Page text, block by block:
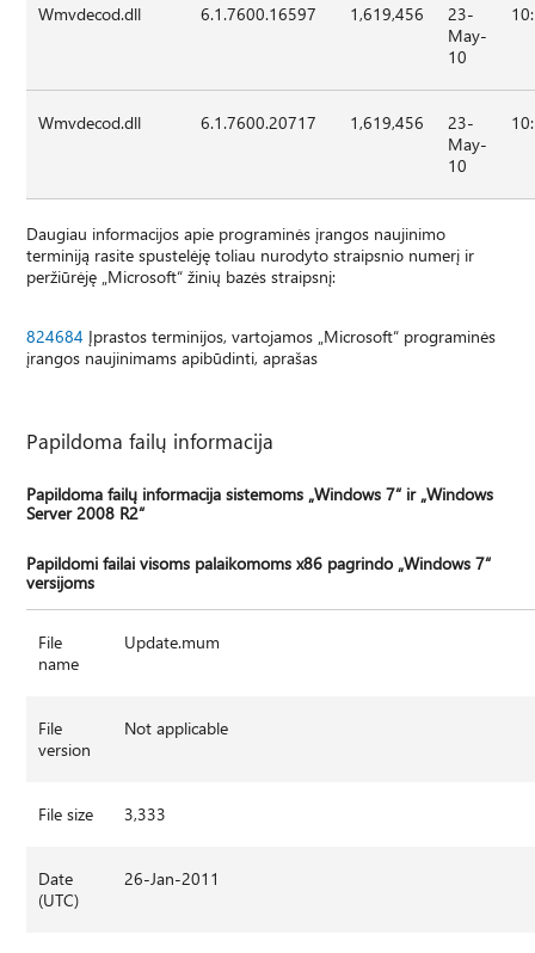
Wmvdecod.dll 6.1.7600.16597 1,619,456
23-
May-
10
Wmvdecod.dll 6.1.7600.20717 1,619,456
23-
May-
10
Daugiau informacijos apie programinės įrangos naujinimo
terminiją rasite spustelėję toliau nurodyto straipsnio numerį ir
peržiūrėję „Microsoft“ žinių bazės straipsnį:
824684 Įprastos terminijos, vartojamos „Microsoft“ programinės
įrangos naujinimams apibūdinti, aprašas
Papildoma failų informacija
Papildoma failų informacija sistemoms „Windows 7“ ir „Windows
Server 2008 R2“
Papildomi failai visoms palaikomoms x86 pagrindo „Windows 7“
versijoms
File
name
Update.mum
File
version
Not applicable
File size 3,333
Date
(UTC)
26-Jan-2011